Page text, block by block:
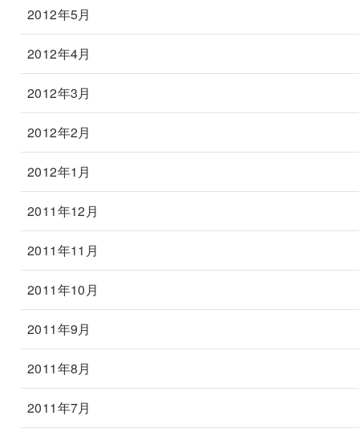
2012年5月
2012年4月
2012年3月
2012年2月
2012年1月
2011年12月
2011年11月
2011年10月
2011年9月
2011年8月
2011年7月